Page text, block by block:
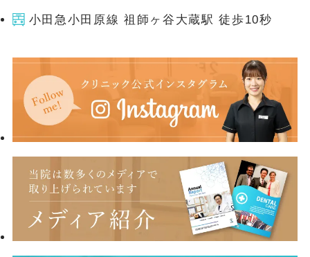
小田急小田原線 祖師ヶ谷大蔵駅 徒歩10秒